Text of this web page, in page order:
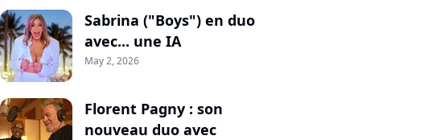
Sabrina ("Boys") en duo
avec... une IA
May 2, 2026
Florent Pagny : son
nouveau duo avec